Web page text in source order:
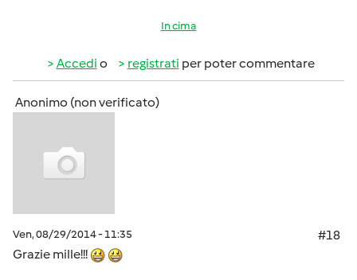
In cima
Accedi o registrati per poter commentare
Anonimo (non verificato)
Ven, 08/29/2014 - 11:35
#18
Grazie mille!!!